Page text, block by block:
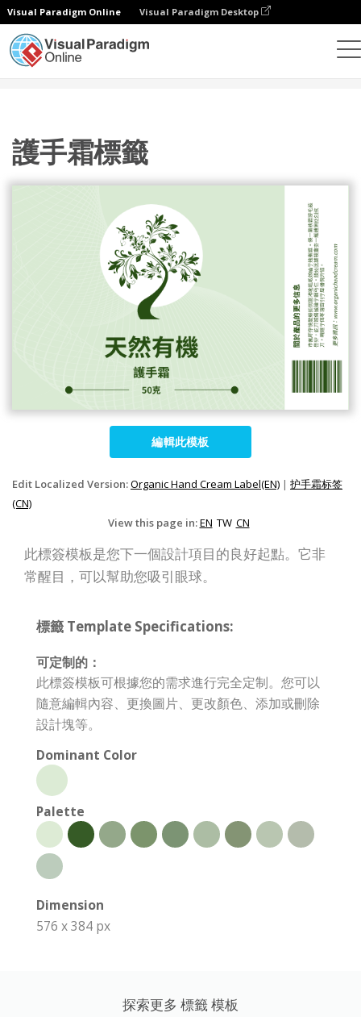
Visual Paradigm Online Visual Paradigm Desktop
護手霜標籤
編輯此模板
Edit Localized Version:Organic Hand Cream Label(EN) | 护手霜标签
(CN)
View this page in:EN TW CN
此標簽模板是您下一個設計項目的良好起點。它非
常醒目，可以幫助您吸引眼球。
標籤 Template Specifications:
可定制的：
此標簽模板可根據您的需求進行完全定制。您可以
隨意編輯內容、更換圖片、更改顏色、添加或刪除
設計塊等。
Dominant Color
Palette
Dimension
576 x 384 px
探索更多 標籤 模板